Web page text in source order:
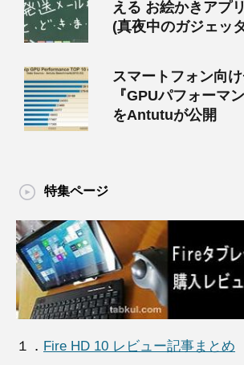
える お絵かきアプ
(真夜中のガジェッ
スマートフォン向
『GPUパフォーマ
をAntutuが公開
特集ページ
１． Fire HD 10 レビュー記事まとめ